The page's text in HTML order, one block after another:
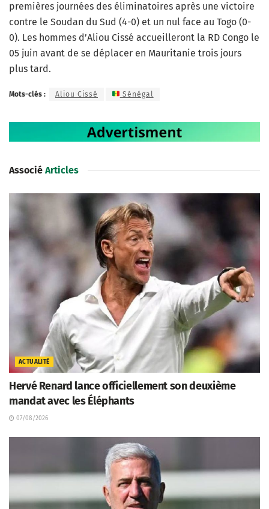
premières journées des éliminatoires après une victoire
contre le Soudan du Sud (4-0) et un nul face au Togo (0-
0). Les hommes d’Aliou Cissé accueilleront la RD Congo le
05 juin avant de se déplacer en Mauritanie trois jours
plus tard.
Mots-clés : Aliou Cissé Sénégal
Associé Articles
ACTUALITÉ
Hervé Renard lance officiellement son deuxième
mandat avec les Éléphants
07/08/2026